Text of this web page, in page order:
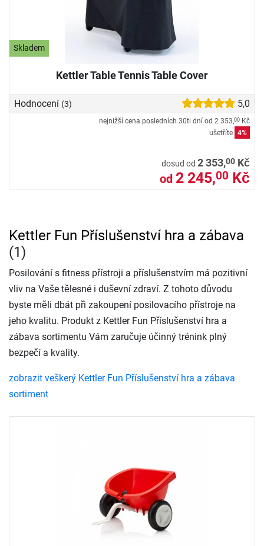
Skladem
Kettler Table Tennis Table Cover
Hodnocení (3) 5,0
nejnižší cena posledních 30ti dní od 2 353,00 Kč
ušetříte 4%
dosud od 2 353,00 Kč
od 2 245,00 Kč
Kettler Fun Příslušenství hra a zábava
(1)
Posilování s fitness přístroji a příslušenstvím má pozitivní
vliv na Vaše tělesné i duševní zdraví. Z tohoto důvodu
byste měli dbát při zakoupení posilovacího přístroje na
jeho kvalitu. Produkt z Kettler Fun Příslušenství hra a
zábava sortimentu Vám zaručuje účinný trénink plný
bezpečí a kvality.
zobrazit veškerý Kettler Fun Příslušenství hra a zábava
sortiment